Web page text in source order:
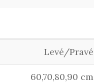
Levé/Pravé
60,70,80,90 cm